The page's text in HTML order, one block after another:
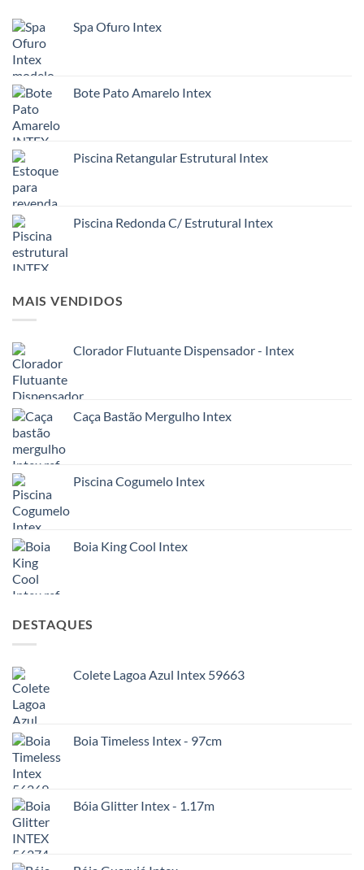
Spa Ofuro Intex
Bote Pato Amarelo Intex
Piscina Retangular Estrutural Intex
Piscina Redonda C/ Estrutural Intex
MAIS VENDIDOS
Clorador Flutuante Dispensador - Intex
Caça Bastão Mergulho Intex
Piscina Cogumelo Intex
Boia King Cool Intex
DESTAQUES
Colete Lagoa Azul Intex 59663
Boia Timeless Intex - 97cm
Bóia Glitter Intex - 1.17m